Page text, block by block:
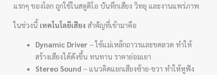
แรกๆ ของโลก ถูกใช้ในสตูดิโอ บันทึกเสียง วิทยุ และงานแพร่ภาพ
ในช่วงนี้ เทคโนโลยีเสียง สำคัญที่เข้ามาคือ
Dynamic Driver – ใช้แม่เหล็กถาวรและขดลวด ทำให้
สร้างเสียงได้ดังขึ้น ทนทาน ราคาย่อมเยา
Stereo Sound – แนวคิดแยกเสียงซ้าย-ขวา ทำให้หูฟัง